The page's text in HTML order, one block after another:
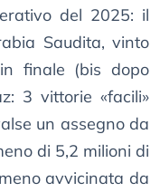
del 2025: il
Saudita, vinto
finale (bis dopo
3 vittorie «facili»
un assegno da
di 5,2 milioni di
avvicinata da